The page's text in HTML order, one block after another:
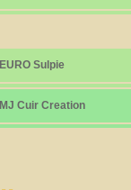
EURO Sulpie
MJ Cuir Creation